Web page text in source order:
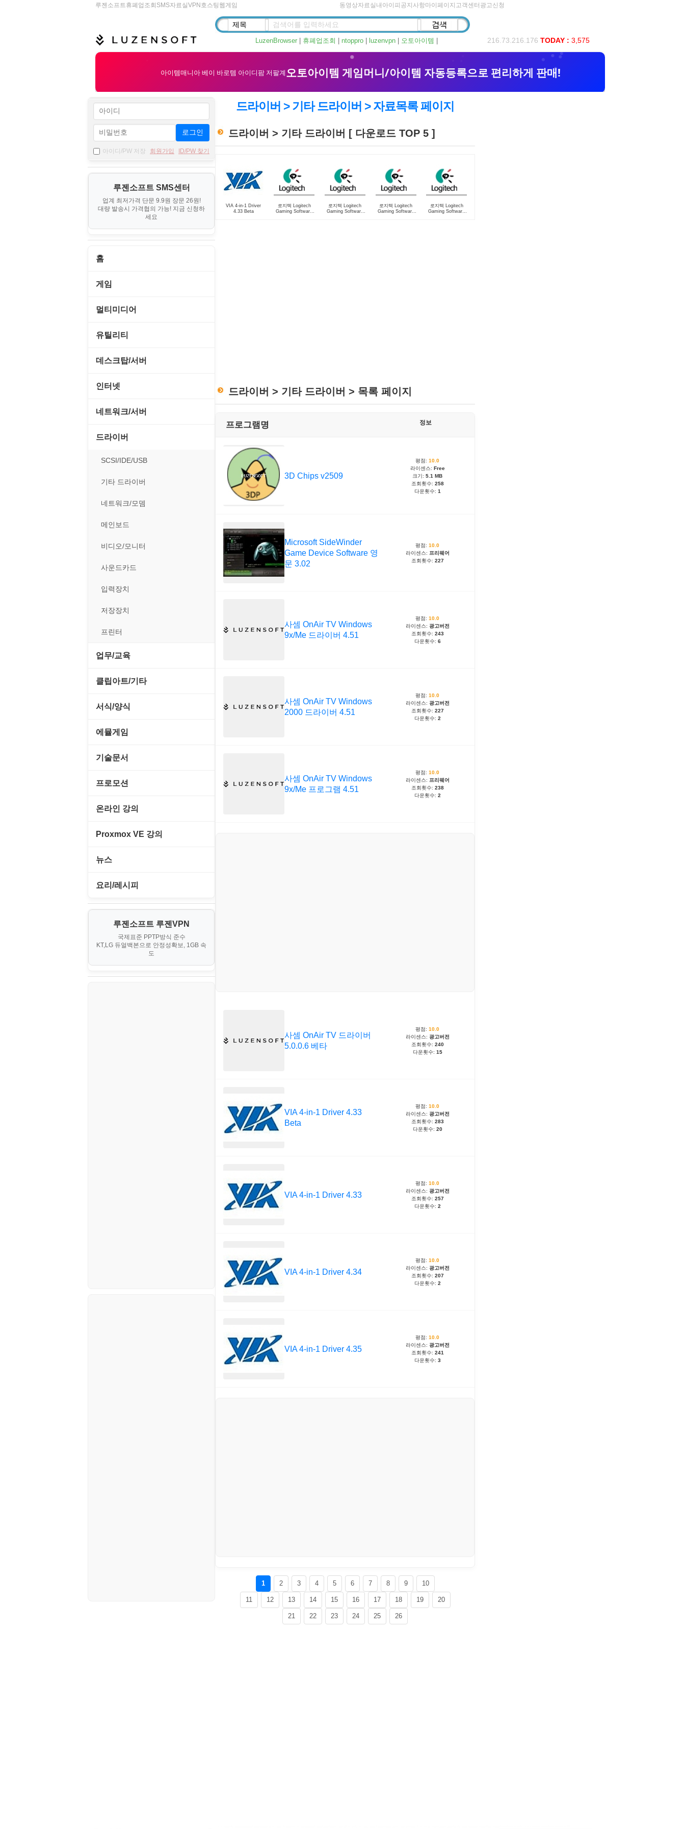
루젠소프트휴폐업조회 SMS자료실 VPN 호스팅 웹게임 동영상자료실 내아이피 공지사항마이페이지 고객센터 광고신청
LuzenBrowser| 휴폐업조회 ntoppro| luzenvpn| 오토아이템 216.73.216.176 TODAY : 3,575
로그인
아이디/PW 저장 회원가입 ID/PW 찾기
루젠소프트 SMS센터
업계 최저가격 단문 9.9원 장문 26원!
대량 발송시 가격협의 가능! 지금 신청하
세요
홈
게임
게임 관련 툴
아케이드/액션
앱플레이어
온라인게임
전략/시뮬레이션
플래시 게임
멀티미디어
CD/DVD 재생기
비디오 재생기
사운드 에디터
사운드 재생기
이미지 뷰어
이미지 에디터
코덱
유틸리티
CD/CDR/DVD
바이러스 백신
압축파일 관리
파일/디스크
하드웨어 관련
데스크탑/서버
Prometheus
인터넷
FTP/텔넷/통신
네트워크/서버
FTP 서버
기타 서버
네트워크 관리
네트워크 보안
백오피스/.NET
웹 서버
드라이버
SCSI/IDE/USB
기타 드라이버
네트워크/모뎀
메인보드
비디오/모니터
사운드카드
입력장치
저장장치
프린터
업무/교육
MS 오피스 관련
판매/재고/회계
프로그래밍 관련
클립아트/기타
동영상 클립
서식/양식
경찰청-감사
경찰청-범죄예방
경찰청-수사
경찰청-외국어번역본
경찰청-외사
계약서
등기소
이력서
에뮬게임
Emulator(게임실행기)
오락실게임
휴대용게임
기술문서
C#, .NET, Visual Studio
JavaScript
MacOS/맥북
MCP
MS SQL Server
프로모션
고정아이피.net
엔탑프로(NTOPPRO)
휴폐업조회
온라인 강의
PHP - 고급
부동산
Proxmox VE 강의
I. Proxmox VE 기본 환경 구축
IV. 클러스터 및 고가용성 (HA)
V. 고급 기능 및 CLI 활용
VI. 장애 조치 (Failover) 심화 시
뉴스
IT/보안
게임
경제
부동산
요리/레시피
노하우
소스/양념장
루젠소프트 루젠VPN
국제표준 PPTP방식 준수
KT,LG 듀얼백본으로 안정성확보, 1GB 속
도
드라이버 > 기타 드라이버 > 자료목록 페이지
드라이버 > 기타 드라이버 [ 다운로드 TOP 5 ]
VIA 4-in-1 Driver
4.33 Beta
로지텍 Logitech
Gaming Software
로지텍 Logitech
Gaming Software
로지텍 Logitech
Gaming Software
로지텍 Logitech
Gaming Software
드라이버 > 기타 드라이버 > 목록 페이지
프로그램명 정보
3D Chips v2509
평점:10.0
라이센스: Free
크기:5.1 MB
조회횟수: 258
다운횟수: 1
Microsoft SideWinder
Game Device Software 영
문 3.02
평점:10.0
라이센스: 프리웨어
조회횟수: 227
사셈 OnAir TV Windows
9x/Me 드라이버 4.51
평점:10.0
라이센스: 광고버전
조회횟수: 243
다운횟수: 6
사셈 OnAir TV Windows
2000 드라이버 4.51
평점:10.0
라이센스: 광고버전
조회횟수: 227
다운횟수: 2
사셈 OnAir TV Windows
9x/Me 프로그램 4.51
평점:10.0
라이센스: 프리웨어
조회횟수: 238
다운횟수: 2
사셈 OnAir TV 드라이버
5.0.0.6 베타
평점:10.0
라이센스: 광고버전
조회횟수: 240
다운횟수: 15
VIA 4-in-1 Driver 4.33
Beta
평점:10.0
라이센스: 광고버전
조회횟수: 283
다운횟수: 20
VIA 4-in-1 Driver 4.33
평점:10.0
라이센스: 광고버전
조회횟수: 257
다운횟수: 2
VIA 4-in-1 Driver 4.34
평점:10.0
라이센스: 광고버전
조회횟수: 207
다운횟수: 2
VIA 4-in-1 Driver 4.35
평점:10.0
라이센스: 광고버전
조회횟수: 241
다운횟수: 3
1 2 3 4 5 6 7 8 9 10
11 12 13 14 15 16 17 18 19 20
21 22 23 24 25 26